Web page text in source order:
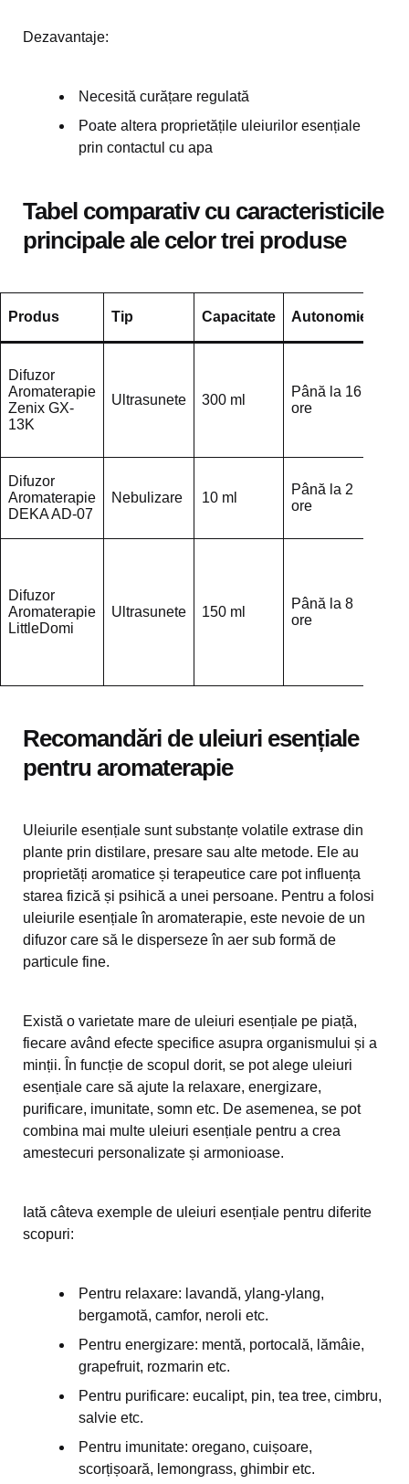
Dezavantaje:
Necesită curățare regulată
Poate altera proprietățile uleiurilor esențiale
prin contactul cu apa
Tabel comparativ cu caracteristicile
principale ale celor trei produse
Produs Tip Capacitate Autonomie
Difuzor
Aromaterapie
Zenix GX-
13K
Ultrasunete 300 ml
Până la 16
ore
Difuzor
Aromaterapie
DEKA AD-07
Nebulizare 10 ml
Până la 2
ore
Difuzor
Aromaterapie
LittleDomi
Ultrasunete 150 ml
Până la 8
ore
Recomandări de uleiuri esențiale
pentru aromaterapie
Uleiurile esențiale sunt substanțe volatile extrase din
plante prin distilare, presare sau alte metode. Ele au
proprietăți aromatice și terapeutice care pot influența
starea fizică și psihică a unei persoane. Pentru a folosi
uleiurile esențiale în aromaterapie, este nevoie de un
difuzor care să le disperseze în aer sub formă de
particule fine.
Există o varietate mare de uleiuri esențiale pe piață,
fiecare având efecte specifice asupra organismului și a
minții. În funcție de scopul dorit, se pot alege uleiuri
esențiale care să ajute la relaxare, energizare,
purificare, imunitate, somn etc. De asemenea, se pot
combina mai multe uleiuri esențiale pentru a crea
amestecuri personalizate și armonioase.
Iată câteva exemple de uleiuri esențiale pentru diferite
scopuri:
Pentru relaxare: lavandă, ylang-ylang,
bergamotă, camfor, neroli etc.
Pentru energizare: mentă, portocală, lămâie,
grapefruit, rozmarin etc.
Pentru purificare: eucalipt, pin, tea tree, cimbru,
salvie etc.
Pentru imunitate: oregano, cuișoare,
scorțișoară, lemongrass, ghimbir etc.